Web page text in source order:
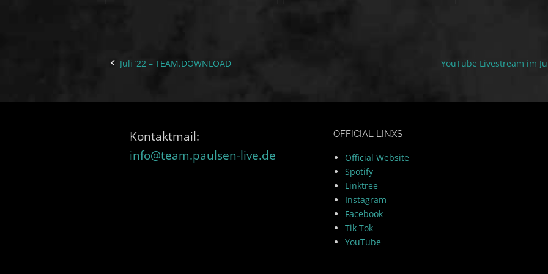
Post
Juli ’22 – TEAM.DOWNLOAD YouTube Livestream im
Kontaktmail:
info@team.paulsen-live.de
OFFICIAL LINXS
Official Website
Spotify
Linktree
Instagram
Facebook
Tik Tok
YouTube